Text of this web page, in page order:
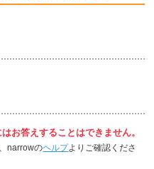
お答えすることはできません。
narrowのヘルプよりご確認くださ